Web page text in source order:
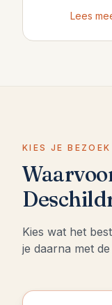
Lees
KIES JE BEZOEK
Kies wat het
je daarna met